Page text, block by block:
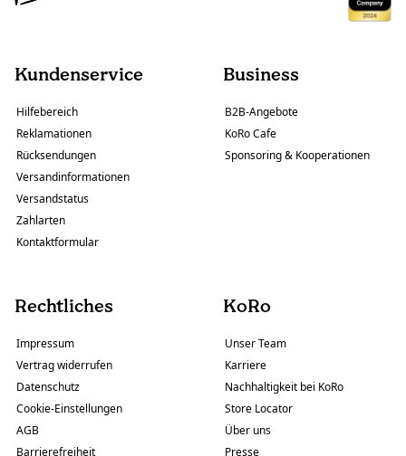
Kundenservice
Hilfebereich
Reklamationen
Rücksendungen
Versandinformationen
Versandstatus
Zahlarten
Kontaktformular
Business
B2B-Angebote
KoRo Cafe
Sponsoring & Kooperationen
Rechtliches
Impressum
Vertrag widerrufen
Datenschutz
Cookie-Einstellungen
AGB
Barrierefreiheit
KoRo
Unser Team
Karriere
Nachhaltigkeit bei KoRo
Store Locator
Über uns
Presse